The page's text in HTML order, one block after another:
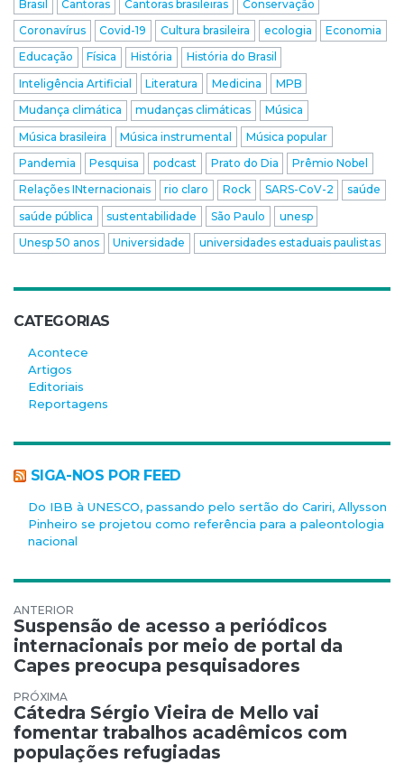
Brasil
Cantoras Cantoras brasileiras
Conservação
Coronavírus
Covid-19 Cultura brasileira ecologia
Economia
Educação
Física História
História do Brasil
Inteligência Artificial
Literatura Medicina
MPB
Mudança climática
mudanças climáticas
Música
Música brasileira
Música instrumental
Música popular
Pandemia
Pesquisa podcast Prato do Dia
Prêmio Nobel
Relações INternacionais
rio claro Rock SARS-CoV-2
saúde
saúde pública
sustentabilidade São Paulo
unesp
Unesp 50 anos
Universidade universidades estaduais paulistas
CATEGORIAS
Acontece
Artigos
Editoriais
Reportagens
SIGA-NOS POR FEED
Do IBB à UNESCO, passando pelo sertão do Cariri, Allysson
Pinheiro se projetou como referência para a paleontologia
nacional
Navegação de Post
Suspensão de acesso a periódicos
internacionais por meio de portal da
Capes preocupa pesquisadores
Cátedra Sérgio Vieira de Mello vai
fomentar trabalhos acadêmicos com
populações refugiadas